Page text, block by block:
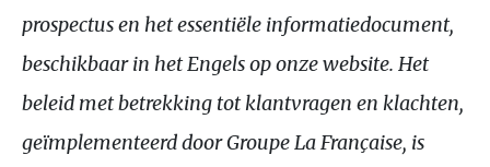
prospectus en het essentiële informatiedocument,
beschikbaar in het Engels op onze website. Het
beleid met betrekking tot klantvragen en klachten,
geïmplementeerd door Groupe La Française, is